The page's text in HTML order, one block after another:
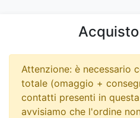
Attenzione: è necessario
totale (omaggio +
contatti presenti in
avvisiamo che l'ordine